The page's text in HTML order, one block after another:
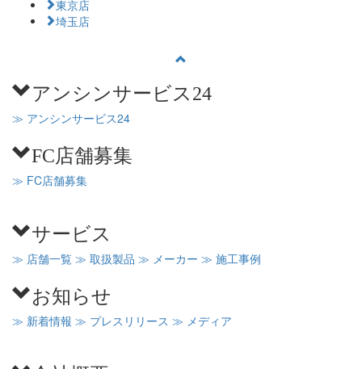
東京店
埼玉店
アンシンサービス24
≫ アンシンサービス24
FC店舗募集
≫ FC店舗募集
サービス
≫ 店舗一覧 ≫ 取扱製品 ≫ メーカー ≫ 施工事例
お知らせ
≫ 新着情報 ≫ プレスリリース ≫ メディア